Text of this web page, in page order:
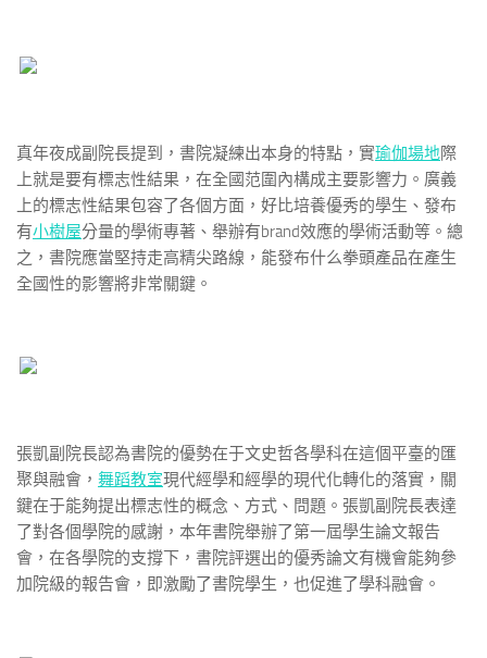
真年夜成副院長提到，書院凝練出本身的特點，實瑜伽場地際
上就是要有標志性結果，在全國范圍內構成主要影響力。廣義
上的標志性結果包容了各個方面，好比培養優秀的學生、發布
有小樹屋分量的學術專著、舉辦有brand效應的學術活動等。總
之，書院應當堅持走高精尖路線，能發布什么拳頭產品在產生
全國性的影響將非常關鍵。
張凱副院長認為書院的優勢在于文史哲各學科在這個平臺的匯
聚與融會， 舞蹈教室現代經學和經學的現代化轉化的落實，關
鍵在于能夠提出標志性的概念、方式、問題。張凱副院長表達
了對各個學院的感謝，本年書院舉辦了第一屆學生論文報告
會，在各學院的支撐下，書院評選出的優秀論文有機會能夠參
加院級的報告會，即激勵了書院學生，也促進了學科融會。